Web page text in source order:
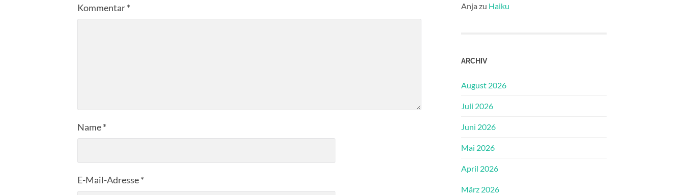
Kommentar*
Name*
E-Mail-Adresse*
Anja zu Haiku
ARCHIV
August 2026
Juli 2026
Juni 2026
Mai 2026
April 2026
März 2026